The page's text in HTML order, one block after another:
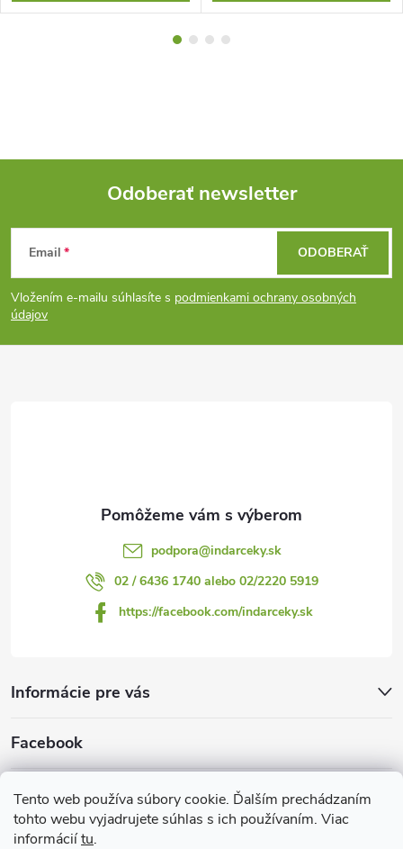
Tento web používa súbory cookie. Ďalším prechádzaním
tohto webu vyjadrujete súhlas s ich používaním. Viac
informáciítu.
Z
á
p
Odoberať newsletter
Email
Vložením e-mailu súhlasíte s podmienkami ochrany osobných
údajov
ODOBERAŤ
podpora@indarceky.sk
02 / 6436 1740 alebo 02/2220 5919
https://facebook.com/indarceky.sk
Informácie pre vás
Facebook
Prijímame online platby